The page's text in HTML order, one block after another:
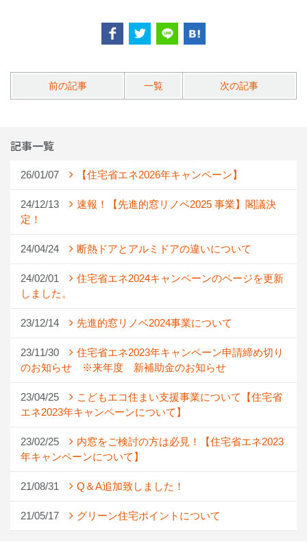
前の記事 一覧 次の記事
記事一覧
26/01/07 【住宅省エネ2026年キャンペーン】
24/12/13
速報！【先進的窓リノベ2025 事業】閣議決
定！
24/04/24 断熱ドアとアルミドアの違いについて
24/02/01
住宅省エネ2024キャンペーンのページを更新
しました。
23/12/14 先進的窓リノベ2024事業について
23/11/30
住宅省エネ2023年キャンペーン申請締め切り
のお知らせ ※来年度 新補助金のお知らせ
23/04/25
こどもエコ住まい支援事業について【住宅省
エネ2023年キャンペーンについて】
23/02/25
内窓をご検討の方は必見！【住宅省エネ2023
年キャンペーンについて】
21/08/31 Q＆A追加致しました！
21/05/17 グリーン住宅ポイントについて